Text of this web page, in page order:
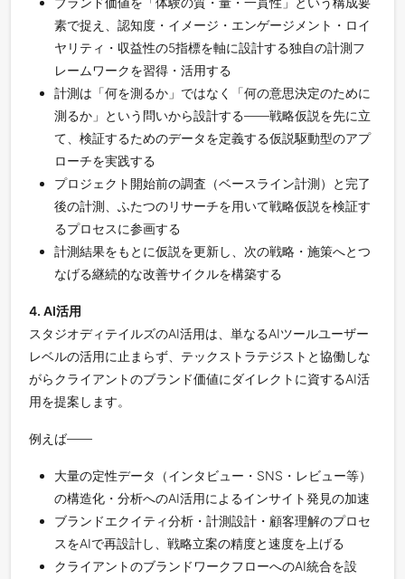
素で捉え、認知度・イメージ・エンゲージメント・ロイ
ヤリティ・収益性の5指標を軸に設計する独自の計測フ
レームワークを習得・活用する
計測は「何を測るか」ではなく「何の意思決定のために
測るか」という問いから設計する——戦略仮説を先に立
て、検証するためのデータを定義する仮説駆動型のアプ
ローチを実践する
プロジェクト開始前の調査（ベースライン計測）と完了
後の計測、ふたつのリサーチを用いて戦略仮説を検証す
るプロセスに参画する
計測結果をもとに仮説を更新し、次の戦略・施策へとつ
なげる継続的な改善サイクルを構築する
4. AI活用
スタジオディテイルズのAI活用は、単なるAIツールユーザー
レベルの活用に止まらず、テックストラテジストと協働しな
がらクライアントのブランド価値にダイレクトに資するAI活
用を提案します。
例えば——
大量の定性データ（インタビュー・SNS・レビュー等）
の構造化・分析へのAI活用によるインサイト発見の加速
ブランドエクイティ分析・計測設計・顧客理解のプロセ
スをAIで再設計し、戦略立案の精度と速度を上げる
クライアントのブランドワークフローへのAI統合を設